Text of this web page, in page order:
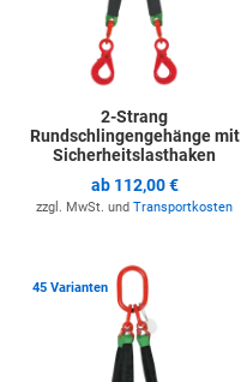
2-Strang
Rundschlingengehänge mit
Sicherheitslasthaken
ab 112,00 €
zzgl. MwSt. und Transportkosten
45 Varianten